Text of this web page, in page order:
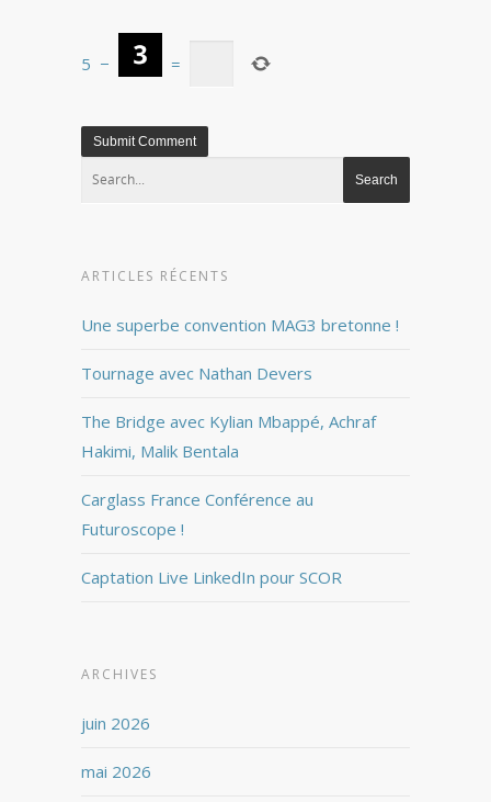
5 − =
ARTICLES RÉCENTS
Une superbe convention MAG3 bretonne !
Tournage avec Nathan Devers
The Bridge avec Kylian Mbappé, Achraf
Hakimi, Malik Bentala
Carglass France Conférence au
Futuroscope !
Captation Live LinkedIn pour SCOR
ARCHIVES
juin 2026
mai 2026